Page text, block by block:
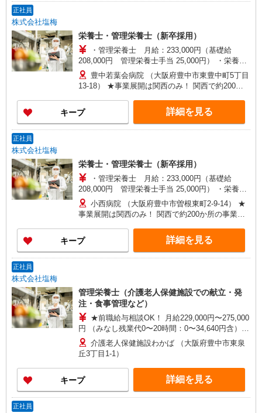
正社員
株式会社塩梅
栄養士・管理栄養士（新卒採用）
・管理栄養士 月給：233,000円（基礎給
208,000円 管理栄養士手当 25,000円） ・栄養士
（4年制） 月給208,000円（基礎給 208,000
円） ・栄養士（2年制） 月給204,000円（基礎
給 204,000円） ※昇給年1回（4月）…勤続給（毎
年5,000円）＋能力給 ※賞与年2回（7月・12
月） ※1年目から支給 ※手当…通勤手当（全額
支給）、管理栄養士手当、住宅手当（規定有り）
豊中若葉会病院 （大阪府豊中市東豊中町5丁目
13-18） ★事業展開は関西のみ！ 関西で約200か
務希望の府県（大阪・兵庫・京都・奈良・滋賀）
を選んでエントリーできるので、 関西にお住まい
でご自宅から通いたい方、地元関西に戻って働き
キープ 詳細を見る
正社員
株式会社塩梅
栄養士・管理栄養士（新卒採用）
・管理栄養士 月給：233,000円（基礎給
208,000円 管理栄養士手当 25,000円） ・栄養士
（4年制） 月給208,000円（基礎給 208,000
円） ・栄養士（2年制） 月給204,000円（基礎
給 204,000円） ※昇給年1回（4月）…勤続給（毎
年5,000円）＋能力給 ※賞与年2回（7月・12
月） ※1年目から支給 ※手当…通勤手当（全額
支給）、管理栄養士手当、住宅手当（規定有り）
小西病院 （大阪府豊中市曽根東町2-9-14） ★
事業展開は関西のみ！ 関西で約200か所の事業所
県（大阪・兵庫・京都・奈良・滋賀）を選んでエ
ントリーできるので、 関西にお住まいでご自宅か
ら通いたい方、地元関西に戻って働きたい方にも
キープ 詳細を見る
正社員
株式会社塩梅
管理栄養士（介護老人保健施設での献立・発
注・食事管理など）
★前職給与相談OK！ 月給229,000円〜275,000
円 （みなし残業代0〜20時間：0〜34,640円含）
月収例：26万円（残業10時間：17,460円含） ※み
なし残業時間超過分は別途支給 ※管理栄養士手
当：25,000円 ※交通費全額支給（規定あり） ※給
与は経験・能力により考慮 ※賞与年2回（業績・
成績により変動） ※入社後3ヶ月は契約社員（条
件変更なし）
介護老人保健施設わかば （大阪府豊中市東泉
丘3丁目1-1）
キープ 詳細を見る
正社員